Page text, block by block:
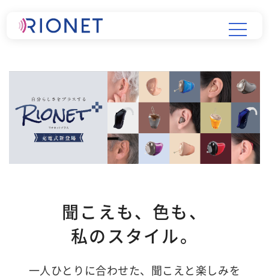
聞こえも、色も、
私のスタイル。
一人ひとりに合わせた、聞こえと楽しみを